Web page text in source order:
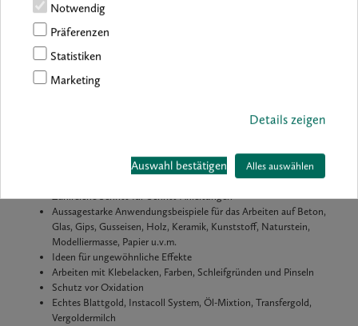
Notwendig
Präferenzen
Statistiken
Marketing
Details zeigen
Auswahl bestätigen Alles auswählen
Anwendungsbeispiele
Vergolden ist ein traditionsreiches Handwerk. Frank
Lohfink gibt sein in vielen Jahren erworbenes Wissen
über Vergoldertechniken weiter. In Text und Bild zeigt
Materialien auch ohne Vorkenntnisse mit
Zahlreiche Schritt-für-Schritt-Anleitungen
Aussagestarke Anwendungsbeispiele für das Arbeiten auf Beton,
Glas, Gips, Gusseisen, Holz, Keramik, Kunststoff, Naturstein,
Modelliermasse, Papier u.v.m.
Ideen für ungewöhnliche Effekte
Arbeiten mit Klebelacken, Farben, Schleifgründen und Pinseln
Schutz vor Oxidation
Echtes Blattgold, Instacoll System, Öl-Mixtion, Transfergold,
Vergoldermilch